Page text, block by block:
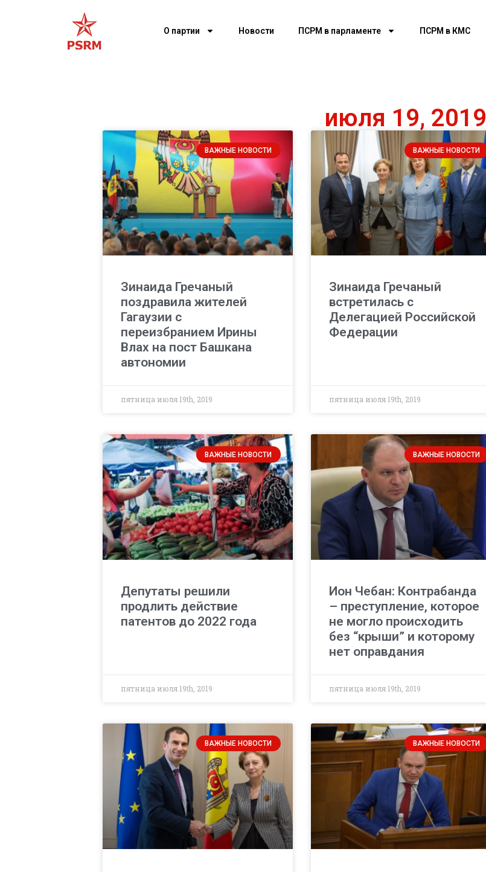
О партии Новости ПСРМ в парламенте ПСРМ в КМС
июля 19, 2019
ВАЖНЫЕ НОВОСТИ
Зинаида Гречаный
поздравила жителей
Гагаузии с
переизбранием Ирины
Влах на пост Башкана
автономии
пятница июля 19th, 2019
ВАЖНЫЕ НОВОСТИ
Зинаида Гречаный
встретилась с
Делегацией Российской
Федерации
пятница июля 19th, 2019
ВАЖНЫЕ НОВОСТИ
Депутаты решили
продлить действие
патентов до 2022 года
пятница июля 19th, 2019
ВАЖНЫЕ НОВОСТИ
Ион Чебан: Контрабанда
– преступление, которое
не могло происходить
без “крыши” и которому
нет оправдания
пятница июля 19th, 2019
ВАЖНЫЕ НОВОСТИ ВАЖНЫЕ НОВОСТИ